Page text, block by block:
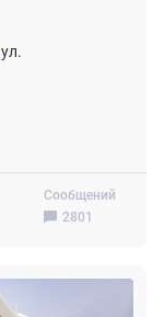
Сообщений
2801
ул.